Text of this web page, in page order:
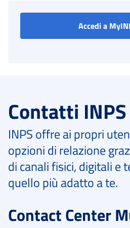
Accedi a
Contatti INPS
INPS offre ai propri
opzioni di relazione
di canali fisici, digitali e
quello più adatto a te.
Contact Center